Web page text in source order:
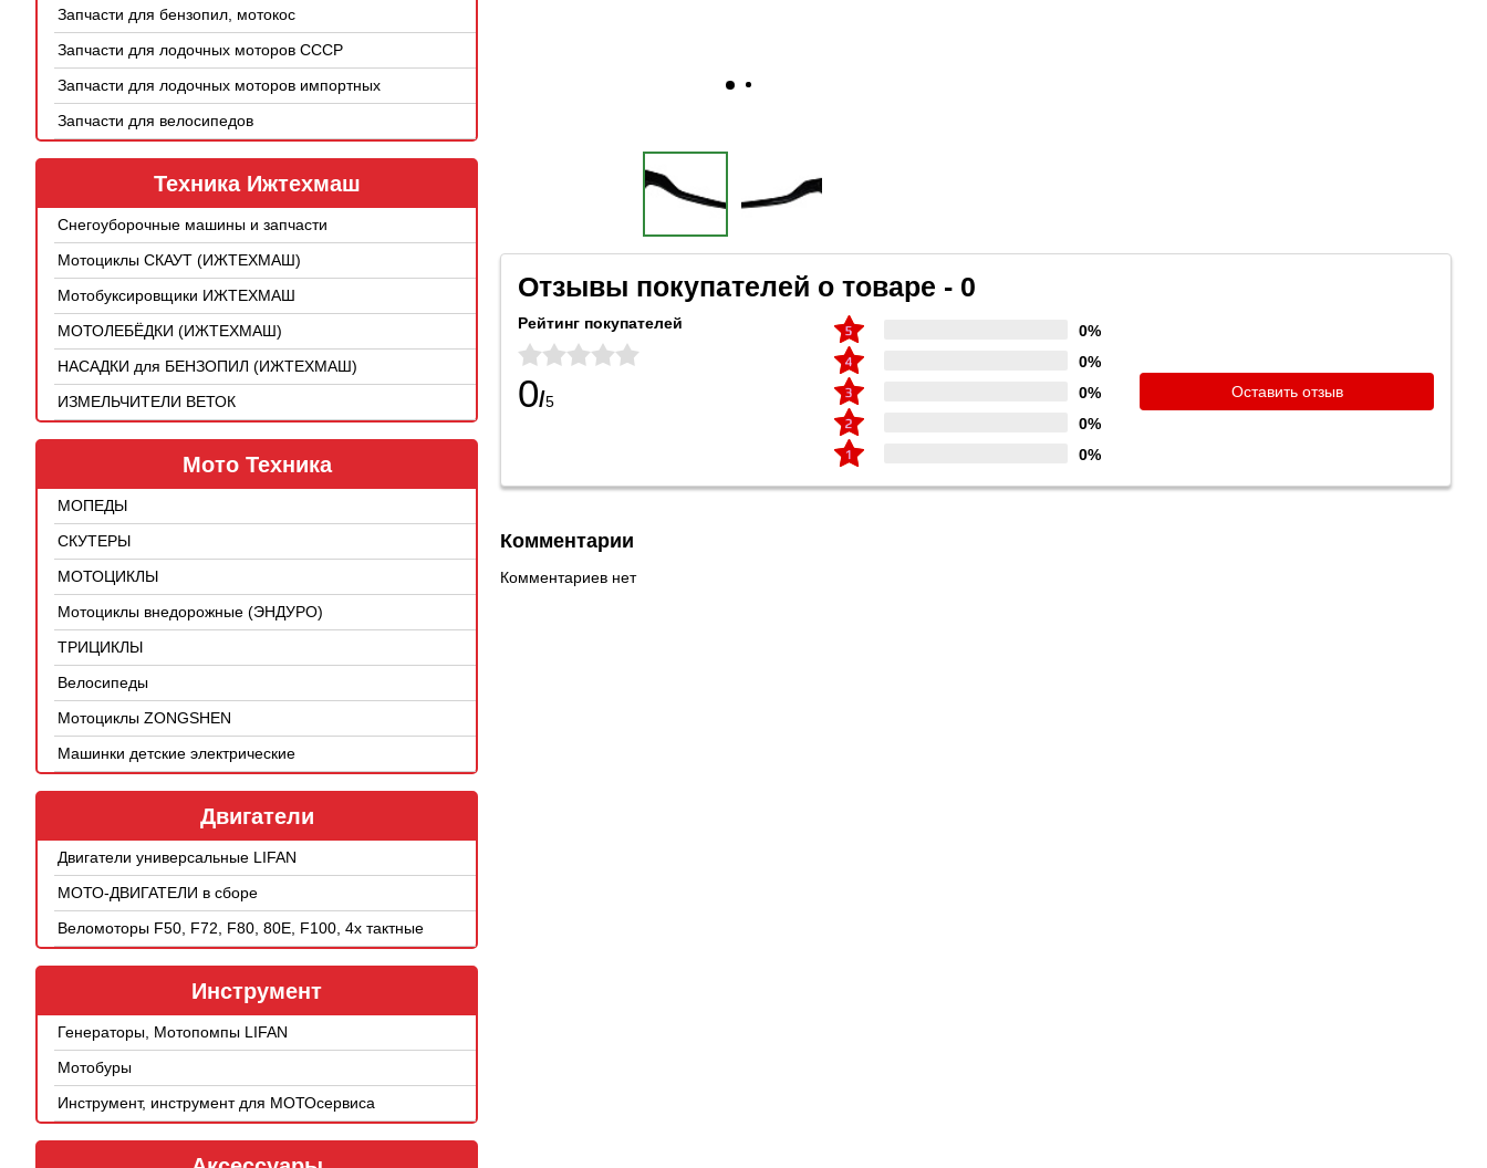
4Т
Запчасти для бензопил, мотокос
Запчасти для лодочных моторов СССР
Запчасти для лодочных моторов импортных
Запчасти для велосипедов
Техника Ижтехмаш
Снегоуборочные машины и запчасти
Мотоциклы СКАУТ (ИЖТЕХМАШ)
Мотобуксировщики ИЖТЕХМАШ
МОТОЛЕБЁДКИ (ИЖТЕХМАШ)
НАСАДКИ для БЕНЗОПИЛ (ИЖТЕХМАШ)
ИЗМЕЛЬЧИТЕЛИ ВЕТОК
Мото Техника
МОПЕДЫ
СКУТЕРЫ
МОТОЦИКЛЫ
Мотоциклы внедорожные (ЭНДУРО)
ТРИЦИКЛЫ
Велосипеды
Мотоциклы ZONGSHEN
Машинки детские электрические
Двигатели
Двигатели универсальные LIFAN
МОТО-ДВИГАТЕЛИ в сборе
Веломоторы F50, F72, F80, 80E, F100, 4х тактные
Инструмент
Генераторы, Мотопомпы LIFAN
Мотобуры
Инструмент, инструмент для МОТОсервиса
Отзывы покупателей о товаре - 0
Рейтинг покупателей
0/5
0%
0%
0%
0%
0%
Оставить отзыв
Комментарии
Комментариев нет